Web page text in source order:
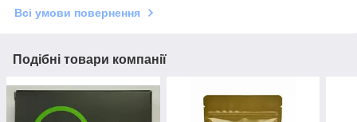
Всі умови повернення
Подібні товари компанії